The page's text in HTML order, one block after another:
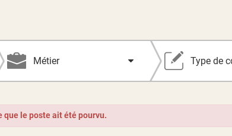
Métier Type de
que le poste ait été pourvu.